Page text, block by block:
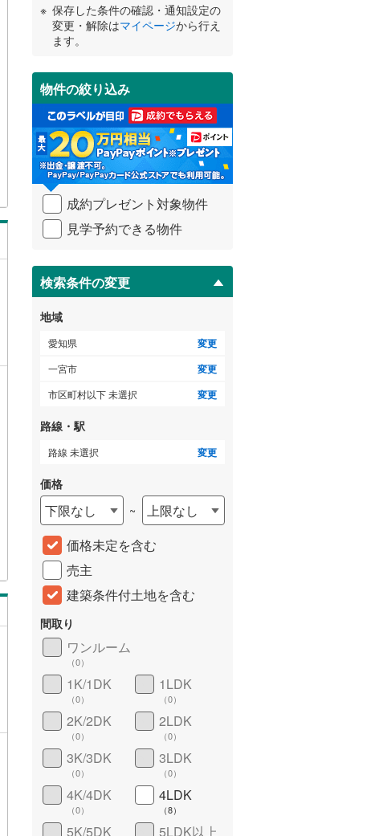
件
受
け
取
る
・
条
件
を
イ
ペ
ジ
に
保
存
す
る
保存した条件の確認・通知設定の
変更・解除はマイページから行え
ます。
物件の絞り込み
成約プレゼント対象物件
見学予約できる物件
検索条件の変更
地域
愛知県 変更
一宮市 変更
市区町村以下 未選択 変更
路線・駅
路線 未選択 変更
価格
下限なし ~
上限なし
価格未定を含む
売主
建築条件付土地を含む
間取り
ワンルーム
（0）
1K/1DK
（0）
1LDK
（0）
2K/2DK
（0）
2LDK
（0）
3K/3DK
（0）
3LDK
（0）
4K/4DK
（0）
4LDK
（8）
5K/5DK 5LDK以上
北名古屋市(0)
西春日井郡豊山町
海部郡大治町(0 )
知多郡阿久比町(0)
知多郡美浜町(1)
北設楽郡設楽町(0
小学校まで1km以内（ 5）
間取り変更可能（
3階建て以上（0 ）